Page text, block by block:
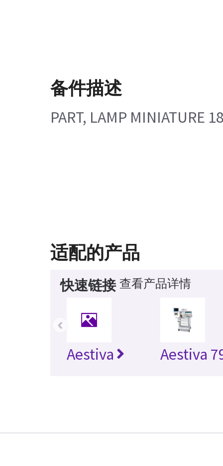
备件描述
PART, LAMP MINIATURE
适配的产品
快速链接 查看产品详情
Aestiva Aestiva
‹